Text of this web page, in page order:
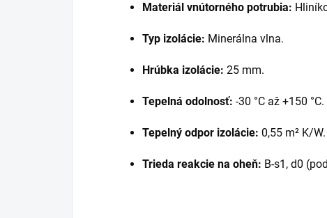
Materiál vnútorného potrubia:
Typ izolácie: Minerálna vlna.
Hrúbka izolácie: 25 mm.
Tepelná odolnosť: -30 °C až +150 °C.
Tepelný odpor izolácie: 0,55 m² K/W.
Trieda reakcie na oheň: B-s1, d0